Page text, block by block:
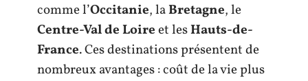
comme l’Occitanie, laBretagne, le
Centre-Val de Loireet lesHauts-de-
France. Ces destinations présentent de
nombreux avantages : coût de la vie plus